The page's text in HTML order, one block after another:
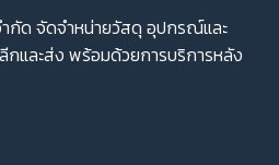
กัด จัดจำหน่ายวัสดุ อุปกรณ์และ
กและส่ง พร้อมด้วยการบริการหลัง